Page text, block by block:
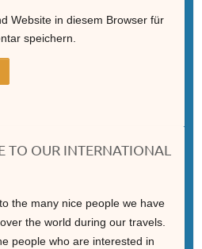
Website in diesem Browser für
speichern.
TO OUR INTERNATIONAL
the many nice people we have
the world during our travels.
people who are interested in